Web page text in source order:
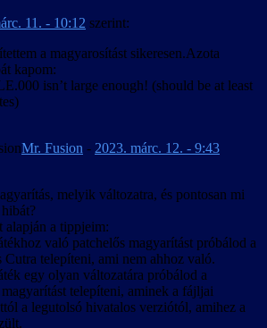
viszonyban levő karaktert mozgató
az angolban ilyen formában nem létező
amikor pedig egy karakter akár
egy másikat vegyesen hol vezeték-, hol
jó megoldás. Az egyértelmű helyzeteket
névvel jobban működő magázásban
esetekben a fejlesztői kommentárokban
e döntéseinket.
kínaiból elvileg meghatározott szabályok
és nevek kezelése volt, mivel gyakorlatilag
a nemzetközileg elfogadott
illetve egy ún. „népszerű magyar” átírás. A
adja vissza az eredeti hangzást, de csak
angol nyelv kiejtési szabályait, a „népszerű
igényel előképzettséget, cserébe viszont
Végül egy „hibrid” módszerrel éltünk:
szereplő neveknél a pinjinen alapuló „hallás
a játékvilágban is láthatók az
maradtak, a játékvilágban nem
betűkészletet használ, és az egyedi
+ ScaleForm miatt esélyt se
ennek esetleges javítására.
mentett játékok elnevezésére használt
a játék futtatható állományába
“beledrótozva”, aminek piszkálásától
inkább eltekintettünk, így azok a
11. - 10:12 szerint:
a magyarosítást sikeresen.Azota
kapom:
isn’t large enough! (should be at least
Mr. Fusion - 2023. márc. 12. - 9:43
melyik változatra, és pontosan mi
alapján a tippjeim:
való patchelős magyarítást próbálod a
Cutra telepíteni, ami nem ahhoz való.
egy olyan változatára próbálod a
magyarítást telepíteni, aminek a fájljai
a legutolsó hivatalos verziótól, amihez a